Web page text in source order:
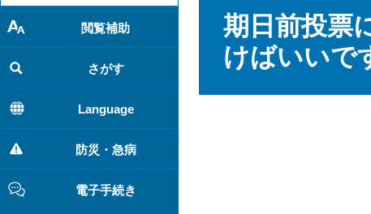
で
す
。
ば
し
て
本
文
へ
閲覧補助
さがす
Language
防災・急病
電子手続き
期日前投票
けばいいで